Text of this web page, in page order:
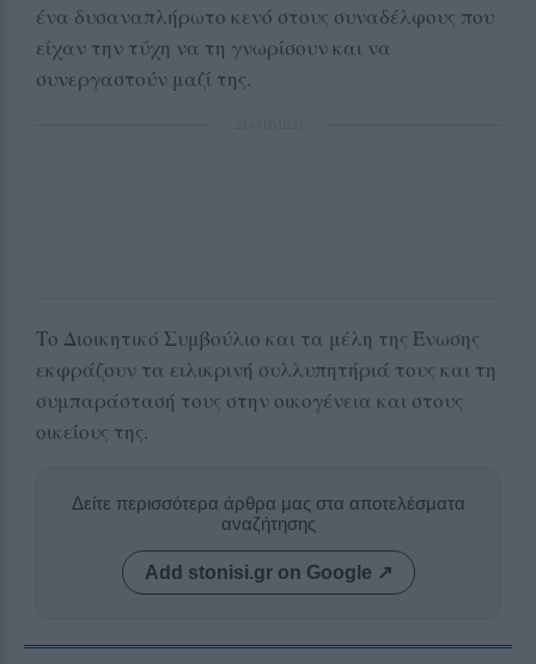
ένα δυσαναπλήρωτο κενό στους συναδέλφους που
είχαν την τύχη να τη γνωρίσουν και να
συνεργαστούν μαζί της.
Το Διοικητικό Συμβούλιο και τα μέλη της Ένωσης
εκφράζουν τα ειλικρινή συλλυπητήριά τους και τη
συμπαράστασή τους στην οικογένεια και στους
οικείους της.
Δείτε περισσότερα άρθρα μας στα αποτελέσματα
αναζήτησης
Add stonisi.gr on Google ↗